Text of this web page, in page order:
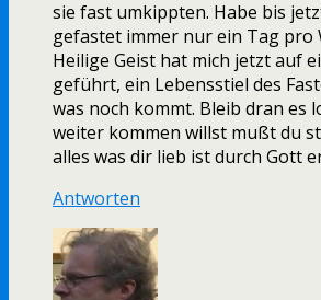
sie fast umkippten. Habe bis
gefastet immer nur ein Tag pro
Heilige Geist hat mich jetzt auf
geführt, ein Lebensstiel des
was noch kommt. Bleib dran es
weiter kommen willst mußt du
alles was dir lieb ist durch Gott
Antworten